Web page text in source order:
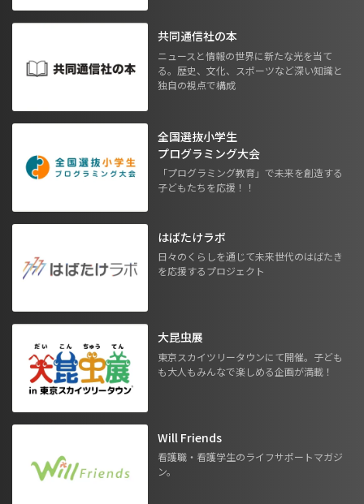
共同通信社の本
ニュースと情報の世界に新たな光を当て
る。歴史、文化、スポーツなど深い知識と
独自の視点で構成
全国選抜小学生
プログラミング大会
「プログラミング教育」で未来を創造する
子どもたちを応援！！
はばたけラボ
日々のくらしを通じて未来世代のはばたき
を応援するプロジェクト
大昆虫展
東京スカイツリータウンにて開催。子ども
も大人もみんなで楽しめる企画が満載！
Will Friends
看護職・看護学生のライフサポートマガジ
ン。